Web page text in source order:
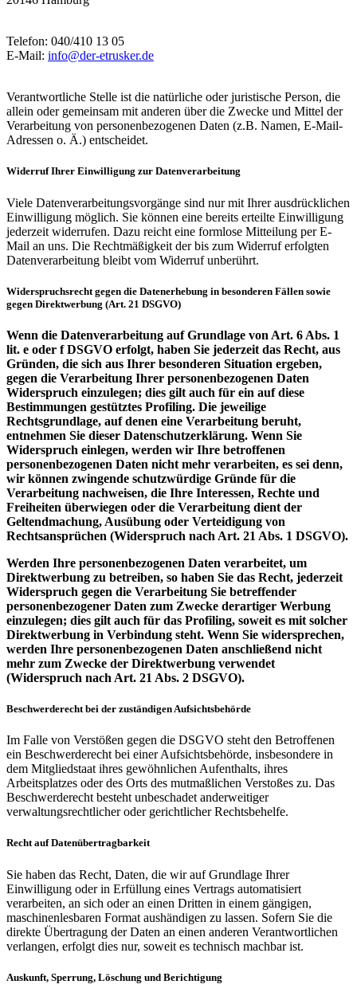
Telefon: 040/410 13 05
E-Mail: info@der-etrusker.de
Verantwortliche Stelle ist die natürliche oder juristische Person, die
allein oder gemeinsam mit anderen über die Zwecke und Mittel der
Verarbeitung von personenbezogenen Daten (z.B. Namen, E-Mail-
Adressen o. Ä.) entscheidet.
Widerruf Ihrer Einwilligung zur Datenverarbeitung
Viele Datenverarbeitungsvorgänge sind nur mit Ihrer ausdrücklichen
Einwilligung möglich. Sie können eine bereits erteilte Einwilligung
jederzeit widerrufen. Dazu reicht eine formlose Mitteilung per E-
Mail an uns. Die Rechtmäßigkeit der bis zum Widerruf erfolgten
Datenverarbeitung bleibt vom Widerruf unberührt.
Widerspruchsrecht gegen die Datenerhebung in besonderen Fällen sowie
gegen Direktwerbung (Art. 21 DSGVO)
Wenn die Datenverarbeitung auf Grundlage von Art. 6 Abs. 1
lit. e oder f DSGVO erfolgt, haben Sie jederzeit das Recht, aus
Gründen, die sich aus Ihrer besonderen Situation ergeben,
gegen die Verarbeitung Ihrer personenbezogenen Daten
Widerspruch einzulegen; dies gilt auch für ein auf diese
Bestimmungen gestütztes Profiling. Die jeweilige
Rechtsgrundlage, auf denen eine Verarbeitung beruht,
entnehmen Sie dieser Datenschutzerklärung. Wenn Sie
Widerspruch einlegen, werden wir Ihre betroffenen
personenbezogenen Daten nicht mehr verarbeiten, es sei denn,
wir können zwingende schutzwürdige Gründe für die
Verarbeitung nachweisen, die Ihre Interessen, Rechte und
Freiheiten überwiegen oder die Verarbeitung dient der
Geltendmachung, Ausübung oder Verteidigung von
Rechtsansprüchen (Widerspruch nach Art. 21 Abs. 1 DSGVO).
Werden Ihre personenbezogenen Daten verarbeitet, um
Direktwerbung zu betreiben, so haben Sie das Recht, jederzeit
Widerspruch gegen die Verarbeitung Sie betreffender
personenbezogener Daten zum Zwecke derartiger Werbung
einzulegen; dies gilt auch für das Profiling, soweit es mit solcher
Direktwerbung in Verbindung steht. Wenn Sie widersprechen,
werden Ihre personenbezogenen Daten anschließend nicht
mehr zum Zwecke der Direktwerbung verwendet
(Widerspruch nach Art. 21 Abs. 2 DSGVO).
Beschwerderecht bei der zuständigen Aufsichtsbehörde
Im Falle von Verstößen gegen die DSGVO steht den Betroffenen
ein Beschwerderecht bei einer Aufsichtsbehörde, insbesondere in
dem Mitgliedstaat ihres gewöhnlichen Aufenthalts, ihres
Arbeitsplatzes oder des Orts des mutmaßlichen Verstoßes zu. Das
Beschwerderecht besteht unbeschadet anderweitiger
verwaltungsrechtlicher oder gerichtlicher Rechtsbehelfe.
Recht auf Datenübertragbarkeit
Sie haben das Recht, Daten, die wir auf Grundlage Ihrer
Einwilligung oder in Erfüllung eines Vertrags automatisiert
verarbeiten, an sich oder an einen Dritten in einem gängigen,
maschinenlesbaren Format aushändigen zu lassen. Sofern Sie die
direkte Übertragung der Daten an einen anderen Verantwortlichen
verlangen, erfolgt dies nur, soweit es technisch machbar ist.
Auskunft, Sperrung, Löschung und Berichtigung